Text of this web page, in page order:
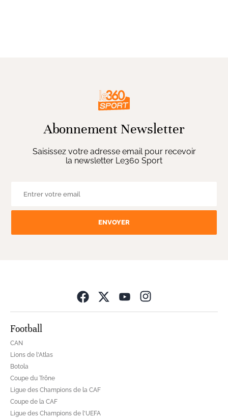
Abonnement Newsletter
Saisissez votre adresse email pour recevoir
la newsletter Le360 Sport
ENVOYER
Football
CAN
Lions de l'Atlas
Botola
Coupe du Trône
Ligue des Champions de la CAF
Coupe de la CAF
Ligue des Champions de l'UEFA